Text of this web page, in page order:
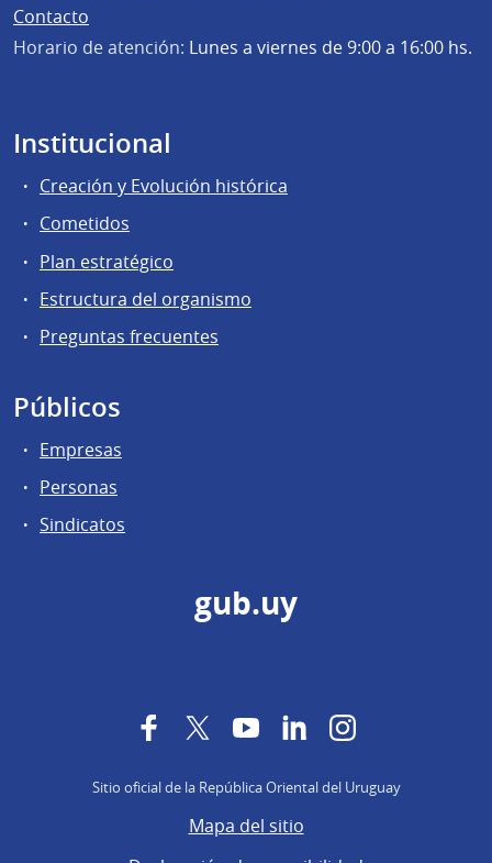
Contacto
Horario de atención: Lunes a viernes de 9:00 a 16:00 hs.
Institucional
Creación y Evolución histórica
Cometidos
Plan estratégico
Estructura del organismo
Preguntas frecuentes
Públicos
Empresas
Personas
Sindicatos
gub.uy
FacebookTwitterYouTubeLinkedInInstagram
Sitio oficial de la República Oriental del Uruguay
Mapa del sitio